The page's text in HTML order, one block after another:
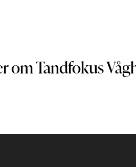
om Tandfokus